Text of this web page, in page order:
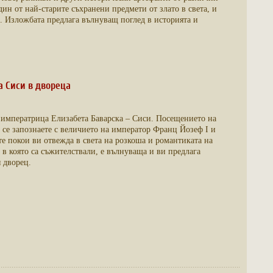
от най-старите съхранени предмети от злато в света, и
предлага вълнуващ поглед в историята и
Сиси в двореца
Елизабета Баварска – Сиси. Посещението на
запознаете с величието на император Франц Йозеф І и
покои ви отвежда в света на розкоша и романтиката на
която са съжителствали, е вълнуваща и ви предлага
дворец.